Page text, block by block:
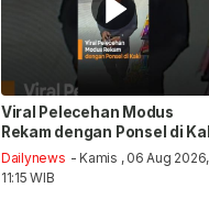
Viral Pelecehan Modus
Rekam dengan Ponsel di
Dailynews - Kamis , 06 Aug 2026,
11:15 WIB